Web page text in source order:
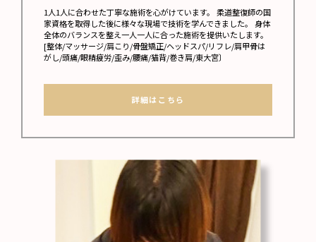
1人1人に合わせた丁寧な施術を心がけています。 柔道整復師の国
家資格を取得した後に様々な現場で技術を学んできました。 身体
全体のバランスを整え一人一人に合った施術を提供いたします。
[整体/マッサージ/肩こり/骨盤矯正/ヘッドスパ/リフレ/肩甲骨は
がし/頭痛/眼精疲労/歪み/腰痛/猫背/巻き肩/東大宮〕
詳細はこちら